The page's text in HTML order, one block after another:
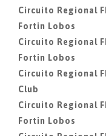
Circuito Regional
Fortin Lobos
Circuito Regional
Fortin Lobos
Circuito Regional
Club
Circuito Regional
Fortin Lobos